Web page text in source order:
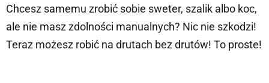
Chcesz samemu zrobić sobie sweter, szalik albo koc,
ale nie masz zdolności manualnych? Nic nie szkodzi!
Teraz możesz robić na drutach bez drutów! To proste!